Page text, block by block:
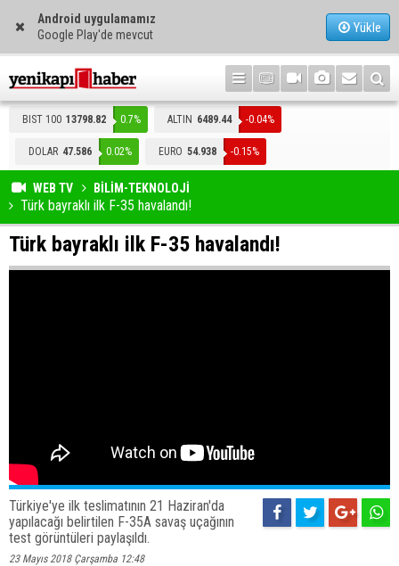
Android uygulamamız
Google Play'de mevcut
Yükle
BIST 100 13798.82 0.7% ALTIN 6489.44 -0.04%
DOLAR 47.586 0.02% EURO 54.938 -0.15%
WEB TV BİLİM-TEKNOLOJİ
Türk bayraklı ilk F-35 havalandı!
Türk bayraklı ilk F-35 havalandı!
Türkiye'ye ilk teslimatının 21 Haziran'da
yapılacağı belirtilen F-35A savaş uçağının
test görüntüleri paylaşıldı.
23 Mayıs 2018 Çarşamba 12:48